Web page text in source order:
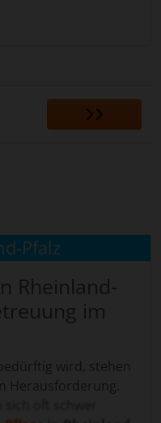
Pfalz
Rheinland-
im
wird, stehen
Herausforderung.